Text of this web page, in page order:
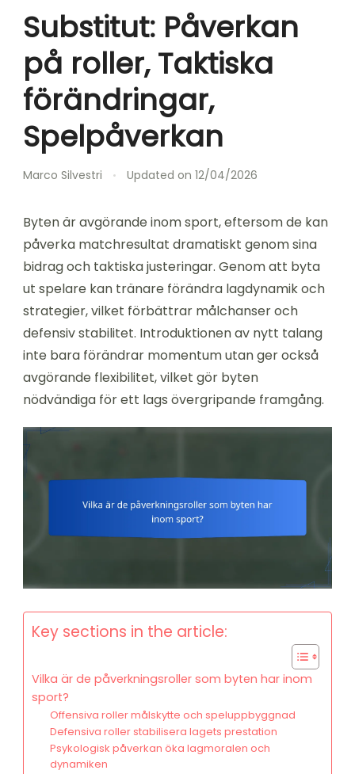
Substitut: Påverkan
på roller, Taktiska
förändringar,
Spelpåverkan
Marco Silvestri Updated on 12/04/2026
Byten är avgörande inom sport, eftersom de kan
påverka matchresultat dramatiskt genom sina
bidrag och taktiska justeringar. Genom att byta
ut spelare kan tränare förändra lagdynamik och
strategier, vilket förbättrar målchanser och
defensiv stabilitet. Introduktionen av nytt talang
inte bara förändrar momentum utan ger också
avgörande flexibilitet, vilket gör byten
nödvändiga för ett lags övergripande framgång.
Key sections in the article:
Vilka är de påverkningsroller som byten har inom
sport?
Offensiva roller målskytte och speluppbyggnad
Defensiva roller stabilisera lagets prestation
Psykologisk påverkan öka lagmoralen och
dynamiken